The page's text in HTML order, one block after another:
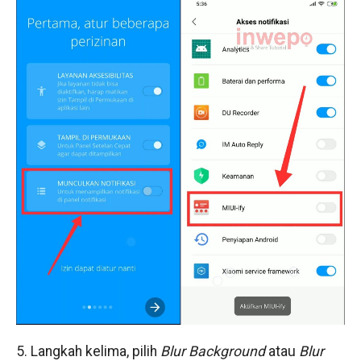
5. Langkah kelima, pilih Blur Backgroundatau Blur